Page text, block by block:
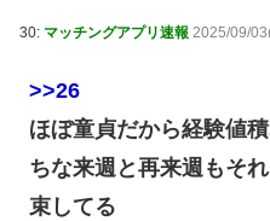
30: マッチングアプリ速報 2025/09/
>>26
ほぼ童貞だから経験値
ちな来週と再来週もそ
束してる